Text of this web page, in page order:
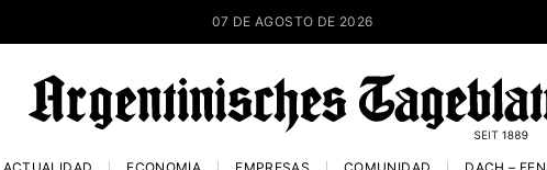
07 DE AGOSTO DE 2026
ACTUALIDAD ECONOMÍA EMPRESAS COMUNIDAD DACH –